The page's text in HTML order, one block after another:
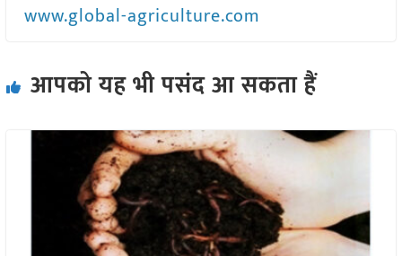
www.global-agriculture.com
आपको यह भी पसंद आ सकता हैं